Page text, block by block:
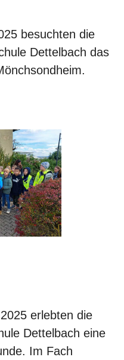
besuchten die
Dettelbach das
erlebten die
Dettelbach eine
Im Fach